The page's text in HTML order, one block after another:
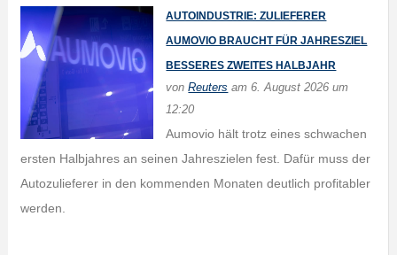
AUTOINDUSTRIE: ZULIEFERER
AUMOVIO BRAUCHT FÜR JAHRESZIEL
BESSERES ZWEITES HALBJAHR
vonReuters am 6. August 2026 um
12:20
Aumovio hält trotz eines schwachen
ersten Halbjahres an seinen Jahreszielen fest. Dafür muss der
Autozulieferer in den kommenden Monaten deutlich profitabler
werden.